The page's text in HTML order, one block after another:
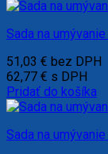
Sada na
51,03 € bez DPH
62,77 € s DPH
Pridať do košíka
Sada na